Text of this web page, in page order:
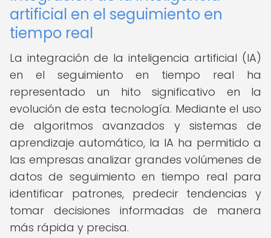
artificial en el seguimiento en
tiempo real
La integración de la inteligencia artificial (IA)
en el seguimiento en tiempo real ha
representado un hito significativo en la
evolución de esta tecnología. Mediante el uso
de algoritmos avanzados y sistemas de
aprendizaje automático, la IA ha permitido a
las empresas analizar grandes volúmenes de
datos de seguimiento en tiempo real para
identificar patrones, predecir tendencias y
tomar decisiones informadas de manera
más rápida y precisa.